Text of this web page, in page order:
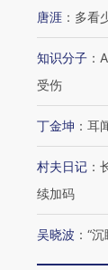
唐涯 ： 多看
知识分子 ：
受伤
丁金坤 ： 耳
村夫日记 ：
续加码
吴晓波 ： “